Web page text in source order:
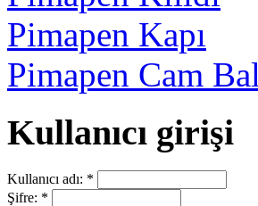
Pimapen Kapı
Pimapen Cam
Kullanıcı girişi
Kullanıcı adı: *
Şifre: *